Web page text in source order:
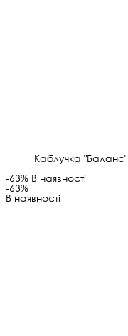
Каблучка "Баланс"
-63% В наявності
-63%
В наявності